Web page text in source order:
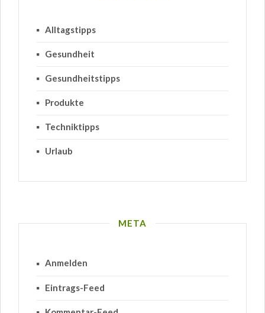
Alltagstipps
Gesundheit
Gesundheitstipps
Produkte
Techniktipps
Urlaub
META
Anmelden
Eintrags-Feed